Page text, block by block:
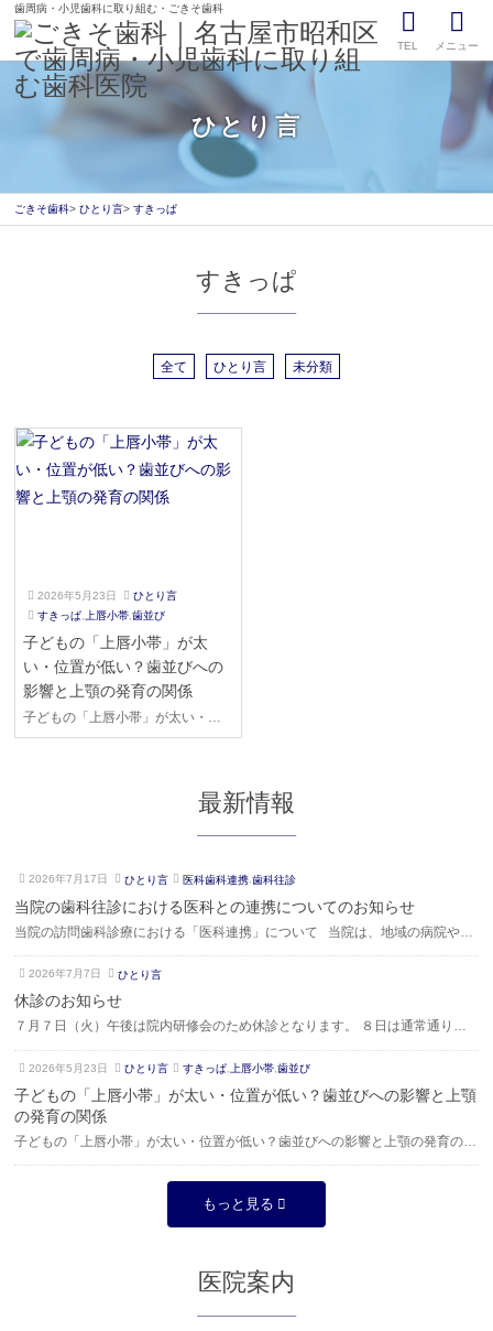
歯周病・小児歯科に取り組む・ごきそ歯科
TEL メニュー
ひとり言
ごきそ歯科 ひとり言 すきっぱ
すきっぱ
全て ひとり言 未分類
2026年5月23日
ひとり言
すきっぱ,上唇小帯,歯並び2
6
年
5
ご
歯
科
子どもの「上唇小帯」が太
い・位置が低い？歯並びへの
影響と上顎の発育の関係
子どもの「上唇小帯」が太い・位
置が低い？歯並びへの影響と上顎
から唇に伸びる筋（上唇小帯）が
太かったり、歯と歯のすぐ近くま
並びに影響するのでは？」と心…
最新情報
2026年7月17日 ひとり言 医科歯科連携,歯科往診2
6
年
ご
歯
科
当院の歯科往診における医科との連携についてのお知らせ
当院の訪問歯科診療における「医科連携」について 当院は、地域の病院や医
科のクリニックと連携し、全身的な病気の治療を受けながらでも、安全に歯科
治療や口腔ケアを受けていただける体制を整えております。 厚生労働省が定
める**「医科連携訪問加算…
2026年7月7日 ひとり言2
6
年
7
月
ご
歯
科
休診のお知らせ
７月７日（火）午後は院内研修会のため休診となります。 ８日は通常通りの
診療となります。 よろしくお願いいたします。
2026年5月23日 ひとり言 すきっぱ, 上唇小帯, 歯並び2
年
5
3
ご
科
子どもの「上唇小帯」が太い・位置が低い？歯並びへの影響と上顎
の発育の関係
子どもの「上唇小帯」が太い・位置が低い？歯並びへの影響と上顎の発育の関
係 子どもの仕上げ磨きをしているとき、上の前歯の歯茎から唇に伸びる筋
（上唇小帯）が太かったり、歯と歯のすぐ近くまで伸びていたりして、「将来
の歯並びに影響するのでは？」と心…もっと見る
医院案内